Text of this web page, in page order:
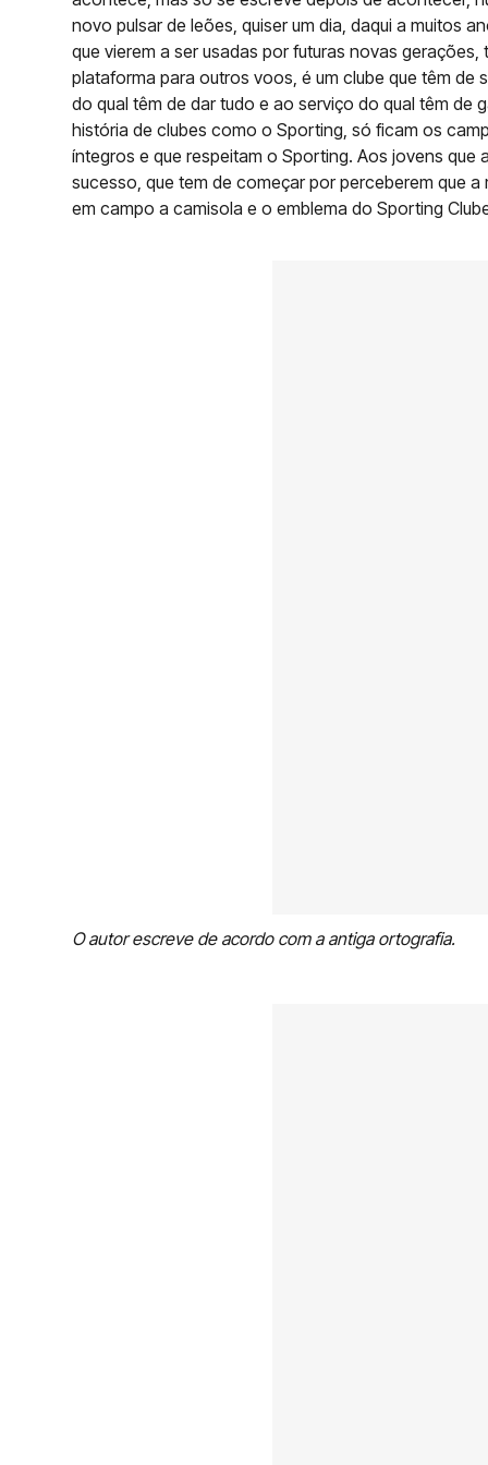
novo pulsar de leões, quiser um dia, daqui a muitos
que vierem a ser usadas por futuras novas
plataforma para outros voos, é um clube que têm
do qual têm de dar tudo e ao serviço do qual têm de
história de clubes como o Sporting, só ficam os
íntegros e que respeitam o Sporting. Aos jovens que
sucesso, que tem de começar por perceberem que
em campo a camisola e o emblema do Sporting
O autor escreve de acordo com a antiga ortografia.